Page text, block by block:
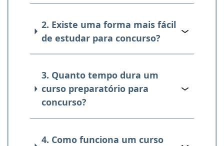
2. Existe uma forma mais fácil
de estudar para concurso?
3. Quanto tempo dura um
curso preparatório para
concurso?
4. Como funciona um curso